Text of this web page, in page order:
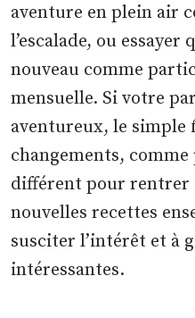
aventure en plein air
l’escalade, ou essayer
nouveau comme
mensuelle. Si votre
aventureux, le simple
changements,
différent pour rentrer
nouvelles recettes
susciter l’intérêt et à
intéressantes.